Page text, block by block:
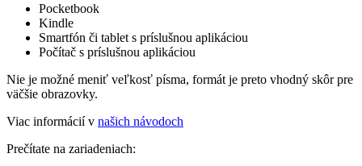
Pocketbook
Kindle
Smartfón či tablet s príslušnou aplikáciou
Počítač s príslušnou aplikáciou
Nie je možné meniť veľkosť písma, formát je preto vhodný skôr pre
väčšie obrazovky.
Viac informácií v našich návodoch
Prečítate na zariadeniach: